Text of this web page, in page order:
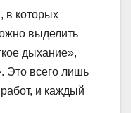
в которых
выделить
дыхание»,
Это всего лишь
и каждый